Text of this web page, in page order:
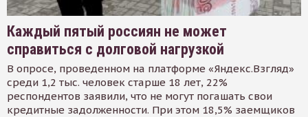
Каждый пятый россиян не может
справиться с долговой нагрузкой
В опросе, проведенном на платформе «Яндекс.Взгляд»
среди 1,2 тыс. человек старше 18 лет, 22%
респондентов заявили, что не могут погашать свои
кредитные задолженности. При этом 18,5% заемщиков